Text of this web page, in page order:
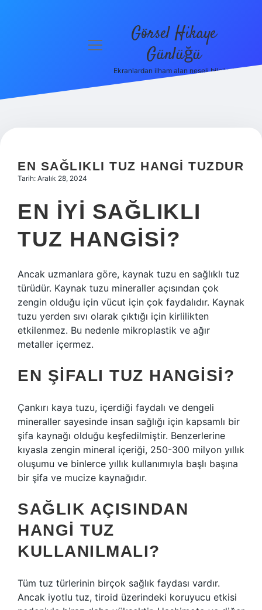
Hakkımızda
menüyü
Görsel Hikaye
Günlüğü
Ekranlardan ilham alan neşeli bilgiler!
EN SAĞLIKLI TUZ HANGI TUZDUR
Tarih: Aralık 28, 2024
EN IYI SAĞLIKLI
TUZ HANGISI?
Ancak uzmanlara göre, kaynak tuzu en sağlıklı tuz
türüdür. Kaynak tuzu mineraller açısından çok
zengin olduğu için vücut için çok faydalıdır. Kaynak
tuzu yerden sıvı olarak çıktığı için kirlilikten
etkilenmez. Bu nedenle mikroplastik ve ağır
metaller içermez.
EN ŞIFALI TUZ HANGISI?
Çankırı kaya tuzu, içerdiği faydalı ve dengeli
mineraller sayesinde insan sağlığı için kapsamlı bir
şifa kaynağı olduğu keşfedilmiştir. Benzerlerine
kıyasla zengin mineral içeriği, 250-300 milyon yıllık
oluşumu ve binlerce yıllık kullanımıyla başlı başına
bir şifa ve mucize kaynağıdır.
SAĞLIK AÇISINDAN
HANGI TUZ
KULLANILMALI?
Tüm tuz türlerinin birçok sağlık faydası vardır.
Ancak iyotlu tuz, tiroid üzerindeki koruyucu etkisi